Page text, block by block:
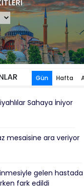
Gün Hafta
Sahaya İniyor
mesaisine ara veriyor
gelen hastada
fark edildi